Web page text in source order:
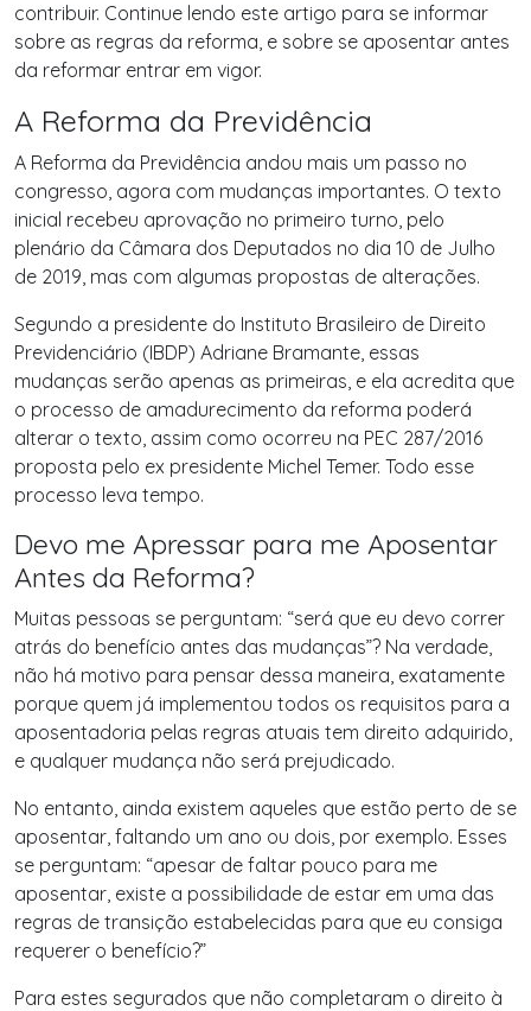
contribuir. Continue lendo este artigo para se informar
sobre as regras da reforma, e sobre se aposentar antes
da reformar entrar em vigor.
A Reforma da Previdência
A Reforma da Previdência andou mais um passo no
congresso, agora com mudanças importantes. O texto
inicial recebeu aprovação no primeiro turno, pelo
plenário da Câmara dos Deputados no dia 10 de Julho
de 2019, mas com algumas propostas de alterações.
Segundo a presidente do Instituto Brasileiro de Direito
Previdenciário (IBDP) Adriane Bramante, essas
mudanças serão apenas as primeiras, e ela acredita que
o processo de amadurecimento da reforma poderá
alterar o texto, assim como ocorreu na PEC 287/2016
proposta pelo ex presidente Michel Temer. Todo esse
processo leva tempo.
Devo me Apressar para me Aposentar
Antes da Reforma?
Muitas pessoas se perguntam: “será que eu devo correr
atrás do benefício antes das mudanças”? Na verdade,
não há motivo para pensar dessa maneira, exatamente
porque quem já implementou todos os requisitos para a
aposentadoria pelas regras atuais tem direito adquirido,
e qualquer mudança não será prejudicado.
No entanto, ainda existem aqueles que estão perto de se
aposentar, faltando um ano ou dois, por exemplo. Esses
se perguntam: “apesar de faltar pouco para me
aposentar, existe a possibilidade de estar em uma das
regras de transição estabelecidas para que eu consiga
requerer o benefício?”
Para estes segurados que não completaram o direito à